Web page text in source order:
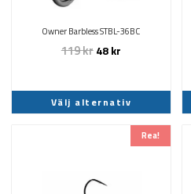
Owner Barbless STBL-36BC
119kr 48kr
Välj alternativ
kan
Rea!
har